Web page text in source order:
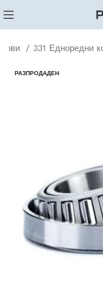
331 Едноредни
РАЗПРОДАДЕН